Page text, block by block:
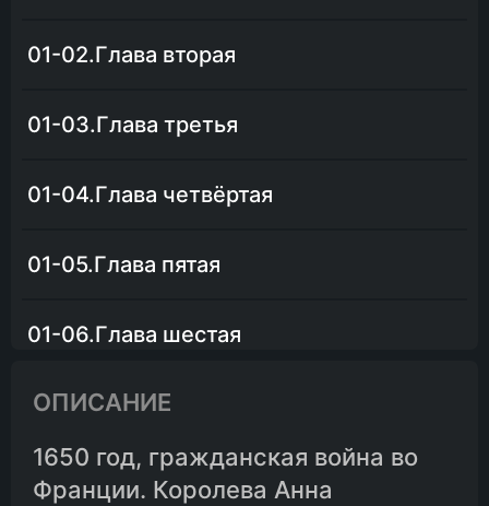
01-02.Глава вторая
01-03.Глава третья
01-04.Глава четвёртая
01-05.Глава пятая
01-06.Глава шестая
01-07.Глава седьмая
01-08.Глава восьмая
ОПИСАНИЕ
1650 год, гражданская война во
Франции. Королева Анна